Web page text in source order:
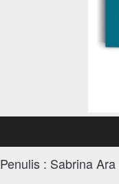
Penulis : Sabrina Ara